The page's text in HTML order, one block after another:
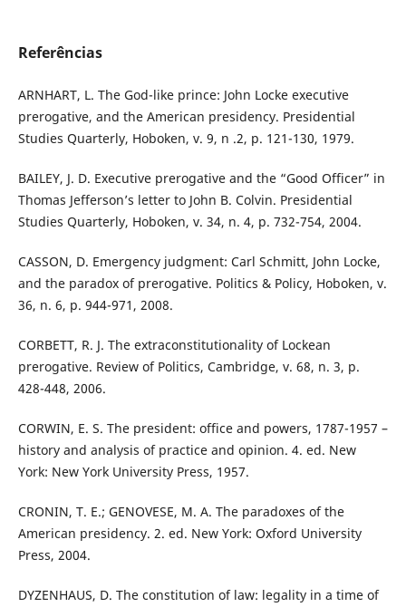
Referências
ARNHART, L. The God-like prince: John Locke executive
prerogative, and the American presidency. Presidential
Studies Quarterly, Hoboken, v. 9, n .2, p. 121-130, 1979.
BAILEY, J. D. Executive prerogative and the “Good Officer” in
Thomas Jefferson’s letter to John B. Colvin. Presidential
Studies Quarterly, Hoboken, v. 34, n. 4, p. 732-754, 2004.
CASSON, D. Emergency judgment: Carl Schmitt, John Locke,
and the paradox of prerogative. Politics & Policy, Hoboken, v.
36, n. 6, p. 944-971, 2008.
CORBETT, R. J. The extraconstitutionality of Lockean
prerogative. Review of Politics, Cambridge, v. 68, n. 3, p.
428-448, 2006.
CORWIN, E. S. The president: office and powers, 1787-1957 –
history and analysis of practice and opinion. 4. ed. New
York: New York University Press, 1957.
CRONIN, T. E.; GENOVESE, M. A. The paradoxes of the
American presidency. 2. ed. New York: Oxford University
Press, 2004.
DYZENHAUS, D. The constitution of law: legality in a time of